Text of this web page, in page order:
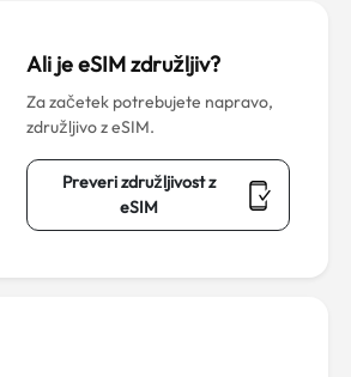
Ali je eSIM združljiv?
Za začetek potrebujete napravo,
združljivo z eSIM.
Preveri združljivost z
eSIM